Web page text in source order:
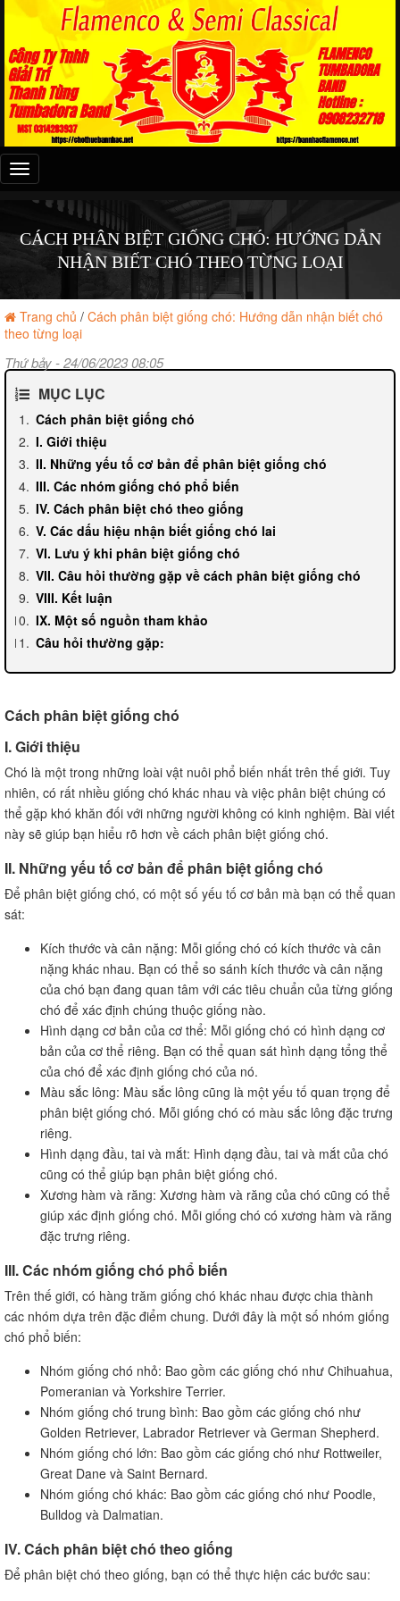
Đây
là
menu
CÁCH PHÂN BIỆT GIỐNG CHÓ: HƯỚNG DẪN
NHẬN BIẾT CHÓ THEO TỪNG LOẠI
Trang chủ / Cách phân biệt giống chó: Hướng dẫn nhận biết chó
theo từng loại
Thứ bảy - 24/06/2023 08:05
MỤC LỤC
Cách phân biệt giống chó
I. Giới thiệu
II. Những yếu tố cơ bản để phân biệt giống chó
III. Các nhóm giống chó phổ biến
IV. Cách phân biệt chó theo giống
V. Các dấu hiệu nhận biết giống chó lai
VI. Lưu ý khi phân biệt giống chó
VII. Câu hỏi thường gặp về cách phân biệt giống chó
VIII. Kết luận
IX. Một số nguồn tham khảo
Câu hỏi thường gặp:
Cách phân biệt giống chó
I. Giới thiệu
Chó là một trong những loài vật nuôi phổ biến nhất trên thế giới. Tuy
nhiên, có rất nhiều giống chó khác nhau và việc phân biệt chúng có
thể gặp khó khăn đối với những người không có kinh nghiệm. Bài viết
này sẽ giúp bạn hiểu rõ hơn về cách phân biệt giống chó.
II. Những yếu tố cơ bản để phân biệt giống chó
Để phân biệt giống chó, có một số yếu tố cơ bản mà bạn có thể quan
sát:
Kích thước và cân nặng: Mỗi giống chó có kích thước và cân
nặng khác nhau. Bạn có thể so sánh kích thước và cân nặng
của chó bạn đang quan tâm với các tiêu chuẩn của từng giống
chó để xác định chúng thuộc giống nào.
Hình dạng cơ bản của cơ thể: Mỗi giống chó có hình dạng cơ
bản của cơ thể riêng. Bạn có thể quan sát hình dạng tổng thể
của chó để xác định giống chó của nó.
Màu sắc lông: Màu sắc lông cũng là một yếu tố quan trọng để
phân biệt giống chó. Mỗi giống chó có màu sắc lông đặc trưng
riêng.
Hình dạng đầu, tai và mắt: Hình dạng đầu, tai và mắt của chó
cũng có thể giúp bạn phân biệt giống chó.
Xương hàm và răng: Xương hàm và răng của chó cũng có thể
giúp xác định giống chó. Mỗi giống chó có xương hàm và răng
đặc trưng riêng.
III. Các nhóm giống chó phổ biến
Trên thế giới, có hàng trăm giống chó khác nhau được chia thành
các nhóm dựa trên đặc điểm chung. Dưới đây là một số nhóm giống
chó phổ biến:
Nhóm giống chó nhỏ: Bao gồm các giống chó như Chihuahua,
Pomeranian và Yorkshire Terrier.
Nhóm giống chó trung bình: Bao gồm các giống chó như
Golden Retriever, Labrador Retriever và German Shepherd.
Nhóm giống chó lớn: Bao gồm các giống chó như Rottweiler,
Great Dane và Saint Bernard.
Nhóm giống chó khác: Bao gồm các giống chó như Poodle,
Bulldog và Dalmatian.
IV. Cách phân biệt chó theo giống
Để phân biệt chó theo giống, bạn có thể thực hiện các bước sau: